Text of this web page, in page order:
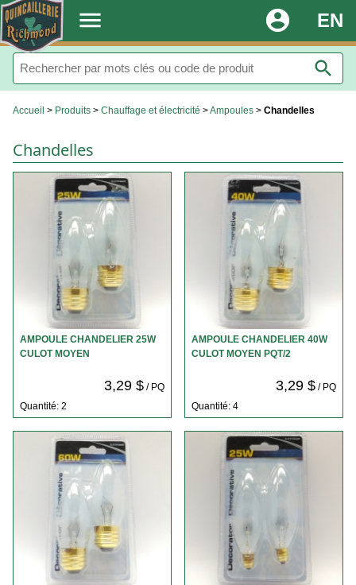
. menu EN
account_circle
search
Accueil > Produits > Chauffage et électricité >Ampoules > Chandelles
Chandelles
AMPOULE CHANDELIER 25W
CULOT MOYEN
3,29 $/ PQ
Quantité: 2
AMPOULE CHANDELIER 40W
CULOT MOYEN PQT/2
3,29 $/ PQ
Quantité: 4